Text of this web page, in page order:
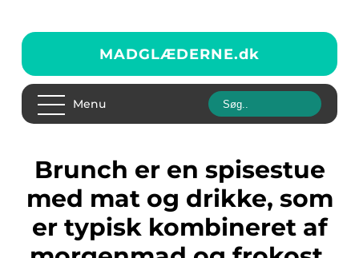
MADGLÆDERNE.dk
Menu
Brunch er en spisestue
med mat og drikke, som
er typisk kombineret af